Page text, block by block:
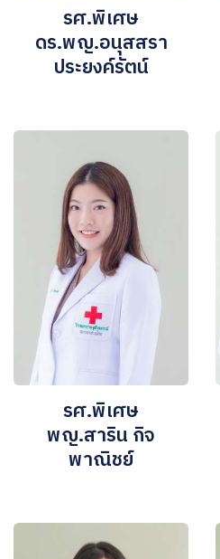
รศ.พิเศษ
ดร.พญ.อนุสสรา
ประยงค์รัตน์
รศ.พิเศษ
พญ.สาริน กิจ
พาณิชย์